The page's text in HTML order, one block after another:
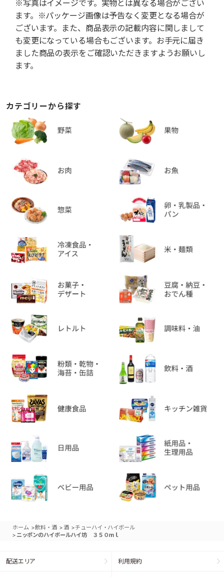
※写真はイメージです。実物とは異なる場合がござい
ます。※パッケージ画像は予告なく変更となる場合が
ございます。また、商品表示の記載内容に関しまして
も変更になっている場合もございます。お手元に届き
ました商品の表示をご確認いただきますようお願いし
ます。
カテゴリーから探す
ホーム >飲料・酒 > 酒 >チューハイ・ハイボール
> ニッポンのハイボールハイ坊 ３５０ｍｌ
配送エリア 利用規約